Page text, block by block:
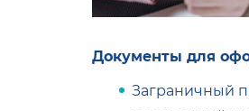
Документы для
Заграничный